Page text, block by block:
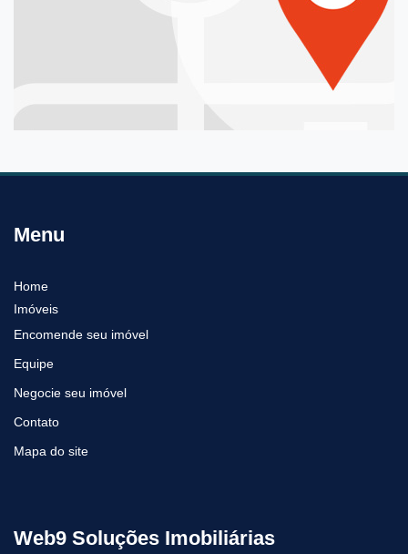
Menu
Home
Imóveis
Encomende seu imóvel
Equipe
Negocie seu imóvel
Contato
Mapa do site
Web9 Soluções Imobiliárias